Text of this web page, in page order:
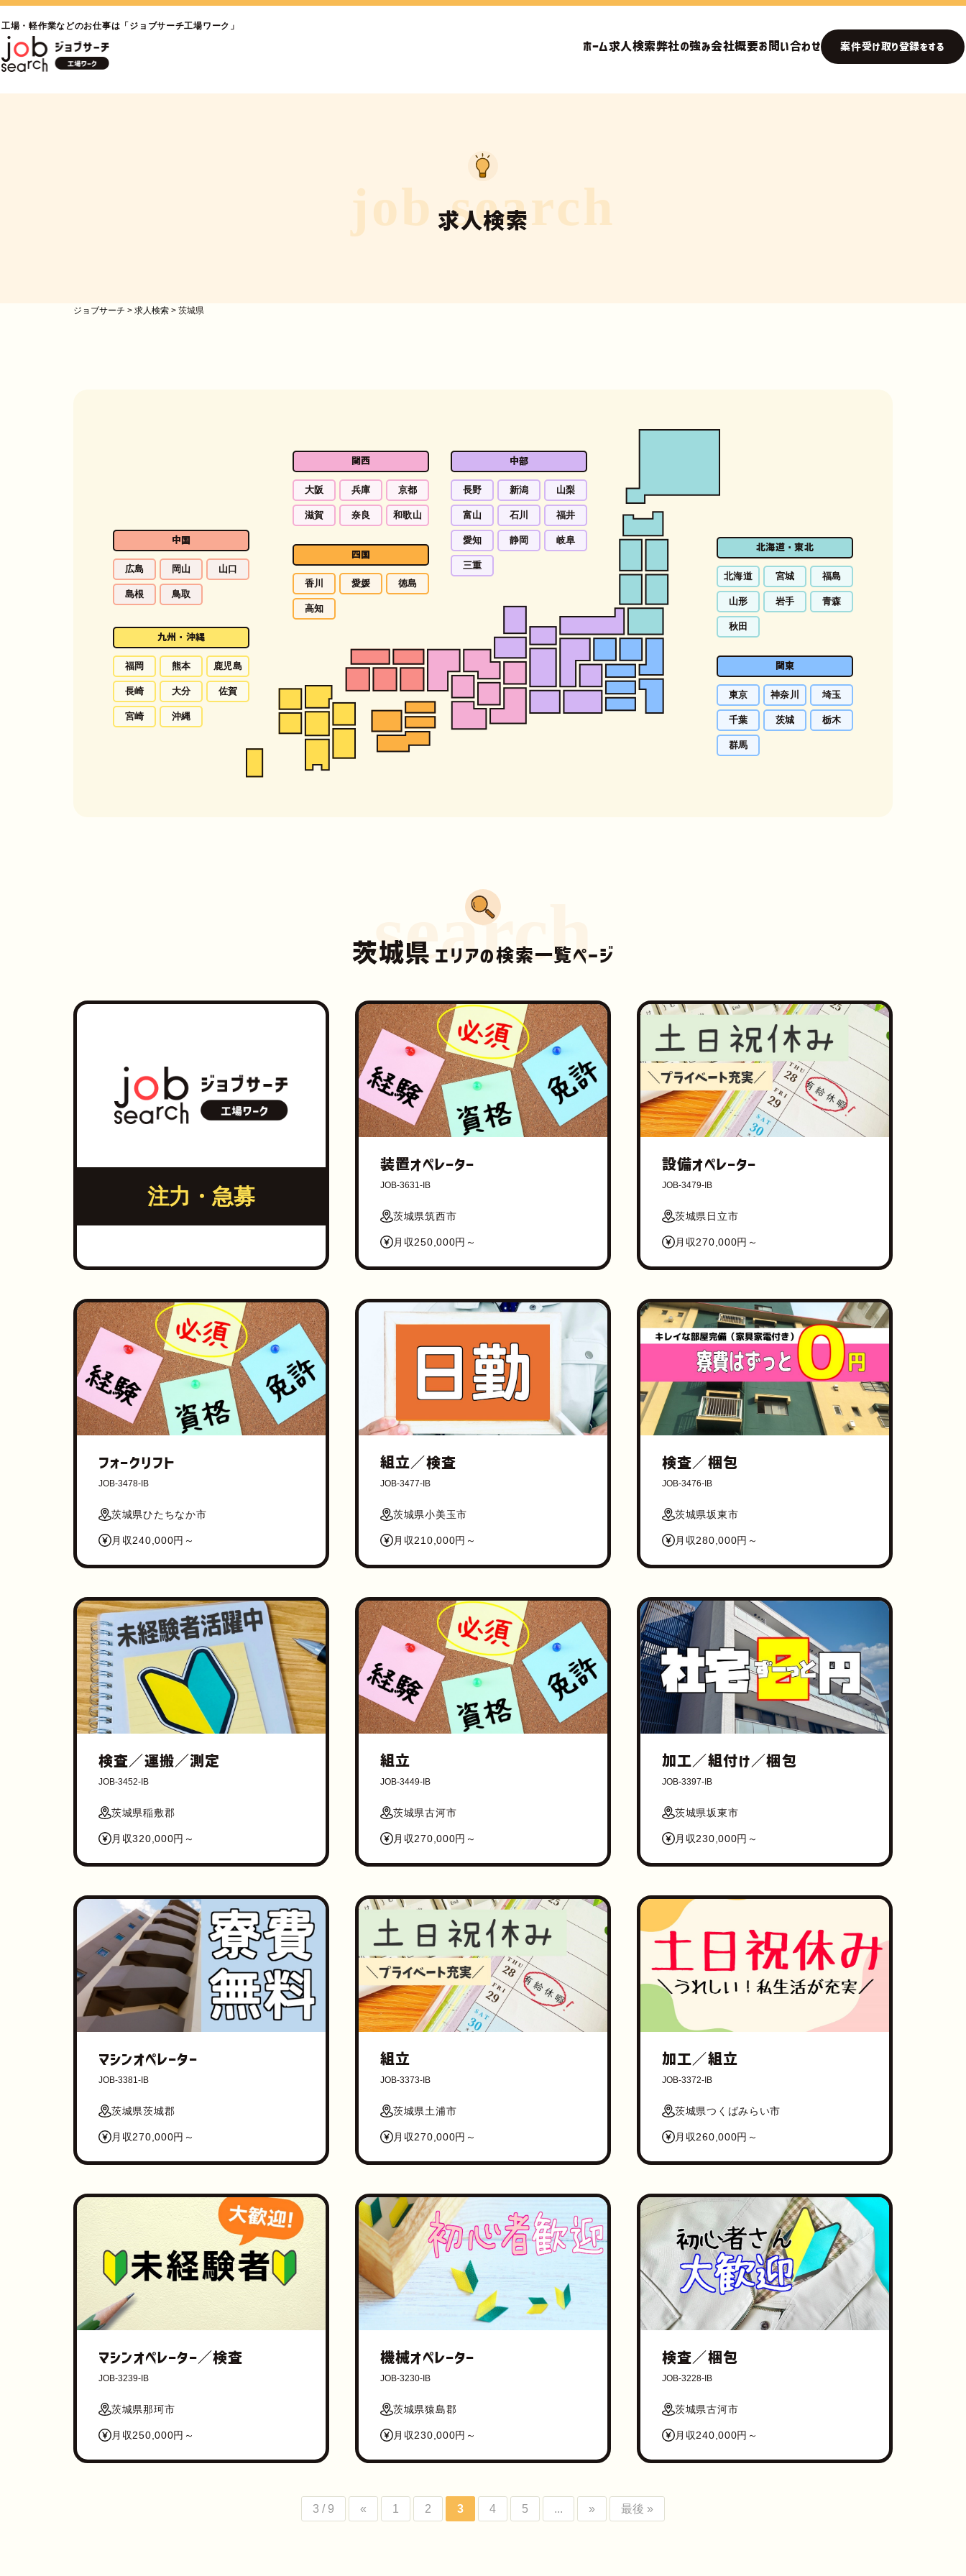
工場・軽作業などのお仕事は「ジョブサーチ工場ワーク」
ホーム求人検索弊社の強み会社概要お問い合わせ 案件受け取り登録をする
求人検索
job search
ジョブサーチ > 求人検索 > 茨城県
北海道・東北
北海道 宮城 福島
山形 岩手 青森
秋田
関東
東京 神奈川 埼玉
千葉 茨城 栃木
群馬
中部
長野 新潟 山梨
富山 石川 福井
愛知 静岡 岐阜
三重
関西
大阪 兵庫 京都
滋賀 奈良 和歌山
四国
香川 愛媛 徳島
高知
中国
広島 岡山 山口
島根 鳥取
九州・沖縄
福岡 熊本 鹿児島
長崎 大分 佐賀
宮崎 沖縄
茨城県 エリアの検索一覧ページ
search
注力・急募
装置オペレーター
JOB-3631-IB
茨城県筑西市
月収250,000円～
設備オペレーター
JOB-3479-IB
茨城県日立市
月収270,000円～
フォークリフト
JOB-3478-IB
茨城県ひたちなか市
月収240,000円～
組立／検査
JOB-3477-IB
茨城県小美玉市
月収210,000円～
検査／梱包
JOB-3476-IB
茨城県坂東市
月収280,000円～
検査／運搬／測定
JOB-3452-IB
茨城県稲敷郡
月収320,000円～
組立
JOB-3449-IB
茨城県古河市
月収270,000円～
加工／組付け／梱包
JOB-3397-IB
茨城県坂東市
月収230,000円～
マシンオペレーター
JOB-3381-IB
茨城県茨城郡
月収270,000円～
組立
JOB-3373-IB
茨城県土浦市
月収270,000円～
加工／組立
JOB-3372-IB
茨城県つくばみらい市
月収260,000円～
マシンオペレーター／検査
JOB-3239-IB
茨城県那珂市
月収250,000円～
機械オペレーター
JOB-3230-IB
茨城県猿島郡
月収230,000円～
検査／梱包
JOB-3228-IB
茨城県古河市
月収240,000円～
3 / 9 « 1 2 3 4 5 ... » 最後 »